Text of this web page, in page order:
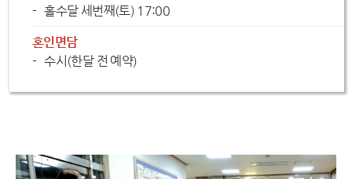
홀수달 세번째(토) 17:00
혼인면담
수시(한달 전 예약)